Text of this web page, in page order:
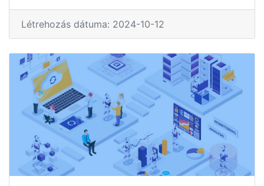
Létrehozás dátuma: 2024-10-12